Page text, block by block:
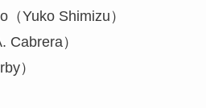
Yuko Shimizu）
Cabrera）
）